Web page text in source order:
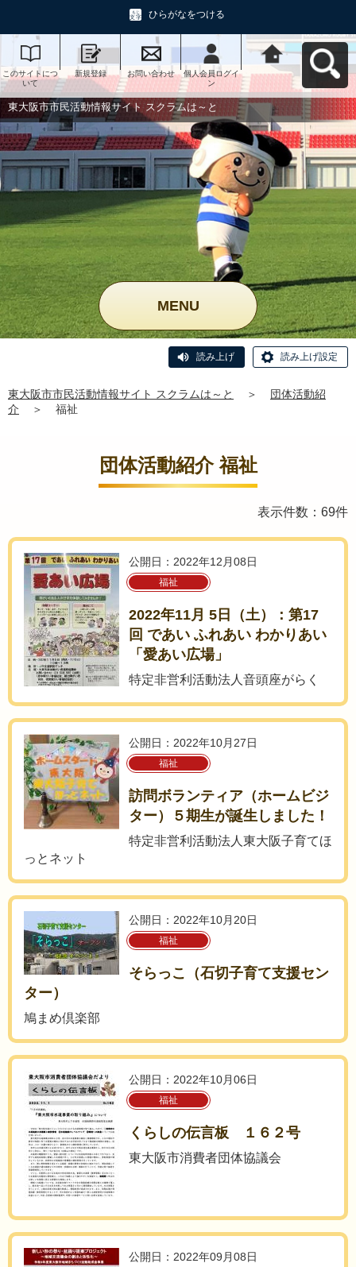
ひらがなをつける
このサイトにつ
いて
新規登録 お問い合わせ
個人会員ログイ
ン
東大阪市市民活
動情報サイト ス
クラムは～とへ
戻る
東大阪市市民活動情報サイト スクラムは～と
MENU
読み上げ 読み上げ設定
東大阪市市民活動情報サイト スクラムは～と ＞
団体活動紹
介
＞ 福祉
団体活動紹介 福祉
表示件数：69件
公開日：2022年12月08日
福祉
2022年11月 5日（土）：第17
回 であい ふれあい わかりあい
「愛あい広場」
特定非営利活動法人音頭座がらく
公開日：2022年10月27日
福祉
訪問ボランティア（ホームビジ
ター）５期生が誕生しました！
特定非営利活動法人東大阪子育てほ
っとネット
公開日：2022年10月20日
福祉
そらっこ（石切子育て支援セン
ター）
鳩まめ倶楽部
公開日：2022年10月06日
福祉
くらしの伝言板 １６２号
東大阪市消費者団体協議会
公開日：2022年09月08日